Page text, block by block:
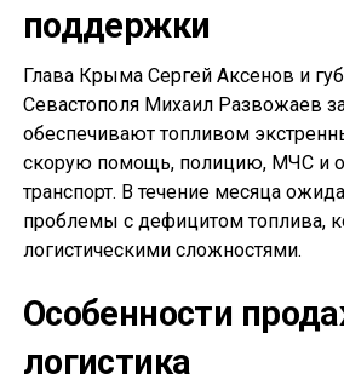
поддержки
Глава Крыма Сергей Аксенов и
Севастополя Михаил Развожаев
обеспечивают топливом
скорую помощь, полицию, МЧС и
транспорт. В течение месяца
проблемы с дефицитом топлива,
логистическими сложностями.
Особенности
логистика